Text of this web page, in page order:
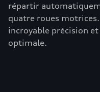
répartir
quatre roues
incroyable précision
optimale.